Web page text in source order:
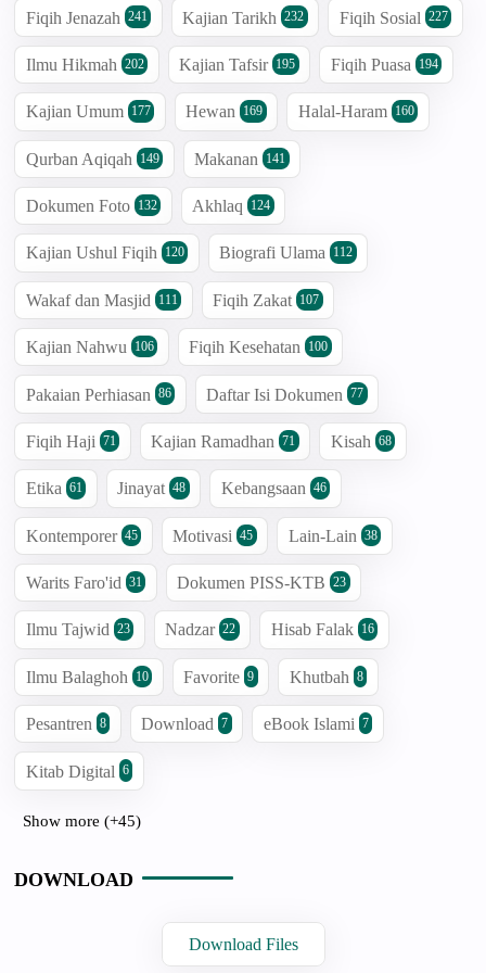
Fiqih Jenazah 241 Kajian Tarikh 232 Fiqih Sosial 227
Ilmu Hikmah 202 Kajian Tafsir 195 Fiqih Puasa 194
Kajian Umum 177 Hewan 169 Halal-Haram 160
Qurban Aqiqah 149 Makanan 141
Dokumen Foto 132 Akhlaq 124
Kajian Ushul Fiqih 120 Biografi Ulama 112
Wakaf dan Masjid 111 Fiqih Zakat 107
Kajian Nahwu 106 Fiqih Kesehatan 100
Pakaian Perhiasan 86 Daftar Isi Dokumen 77
Fiqih Haji 71 Kajian Ramadhan 71 Kisah 68
Etika 61 Jinayat 48 Kebangsaan 46
Kontemporer 45 Motivasi 45 Lain-Lain 38
Warits Faro'id 31 Dokumen PISS-KTB 23
Ilmu Tajwid 23 Nadzar 22 Hisab Falak 16
Ilmu Balaghoh 10 Favorite 9 Khutbah 8
Pesantren 8 Download 7 eBook Islami 7
Kitab Digital 6
Show more (+45)
DOWNLOAD
Download Files